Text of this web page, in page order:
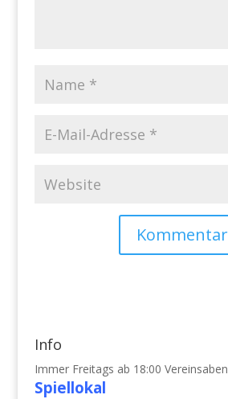
Info
Immer Freitags ab 18:00
Spiellokal